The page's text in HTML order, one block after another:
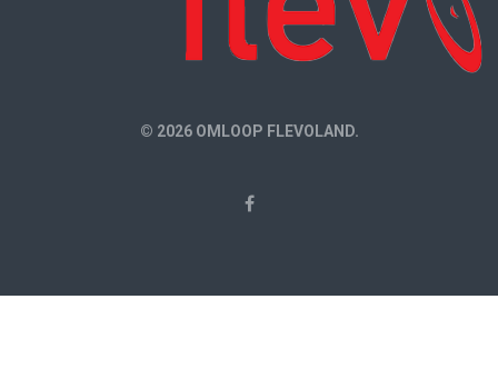
© 2026 OMLOOP FLEVOLAND.